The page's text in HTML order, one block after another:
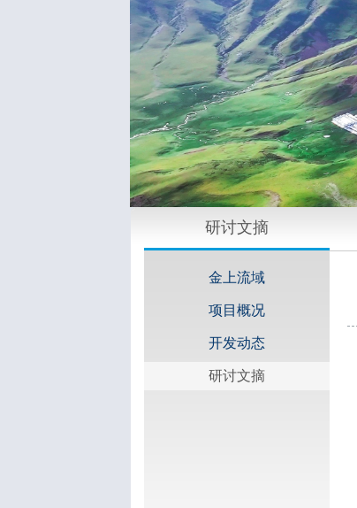
研讨文摘
金上流域
项目概况
开发动态
研讨文摘